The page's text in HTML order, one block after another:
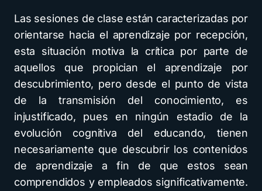
Las sesiones de clase están caracterizadas por
orientarse hacia el aprendizaje por recepción,
esta situación motiva la crítica por parte de
aquellos que propician el aprendizaje por
descubrimiento, pero desde el punto de vista
de la transmisión del conocimiento, es
injustificado, pues en ningún estadio de la
evolución cognitiva del educando, tienen
necesariamente que descubrir los contenidos
de aprendizaje a fin de que estos sean
comprendidos y empleados significativamente.